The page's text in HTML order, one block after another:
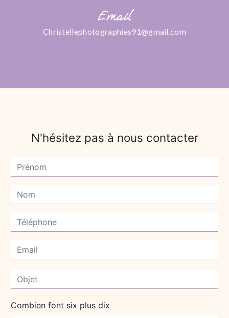
Email
christellephotographies91@gmail.com
N'hésitez pas à nous contacter
Combien font six plus dix